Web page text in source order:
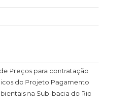
Preços para contratação
do Projeto Pagamento
na Sub-bacia do Rio